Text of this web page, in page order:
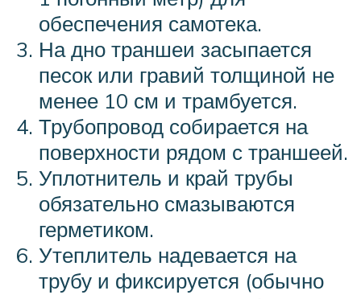
обеспечения самотека.
На дно траншеи засыпается
песок или гравий толщиной не
менее 10 см и трамбуется.
Трубопровод собирается на
поверхности рядом с траншеей.
Уплотнитель и край трубы
обязательно смазываются
герметиком.
Утеплитель надевается на
трубу и фиксируется (обычно